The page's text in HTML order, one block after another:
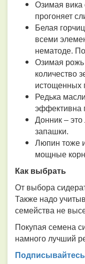
Озимая вика
прогоняет
Белая
всеми
нематоде.
Озимая рожь
количество
истощенных
Редька
эффективна
Донник –
запашки.
Люпин тоже
мощные
Как выбрать
От выбора
Также надо
семейства не
Покупая семена
намного лучший